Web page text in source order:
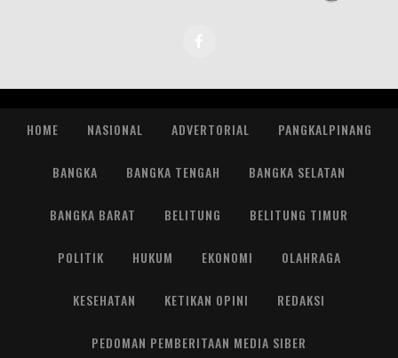
HOME NASIONAL ADVERTORIAL PANGKALPINANG
BANGKA BANGKA TENGAH BANGKA SELATAN
BANGKA BARAT BELITUNG BELITUNG TIMUR
POLITIK HUKUM EKONOMI OLAHRAGA
KESEHATAN KETIKAN OPINI REDAKSI
PEDOMAN PEMBERITAAN MEDIA SIBER